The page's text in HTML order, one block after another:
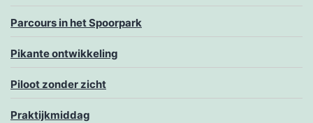
Parcours in het Spoorpark
Pikante ontwikkeling
Piloot zonder zicht
Praktijkmiddag